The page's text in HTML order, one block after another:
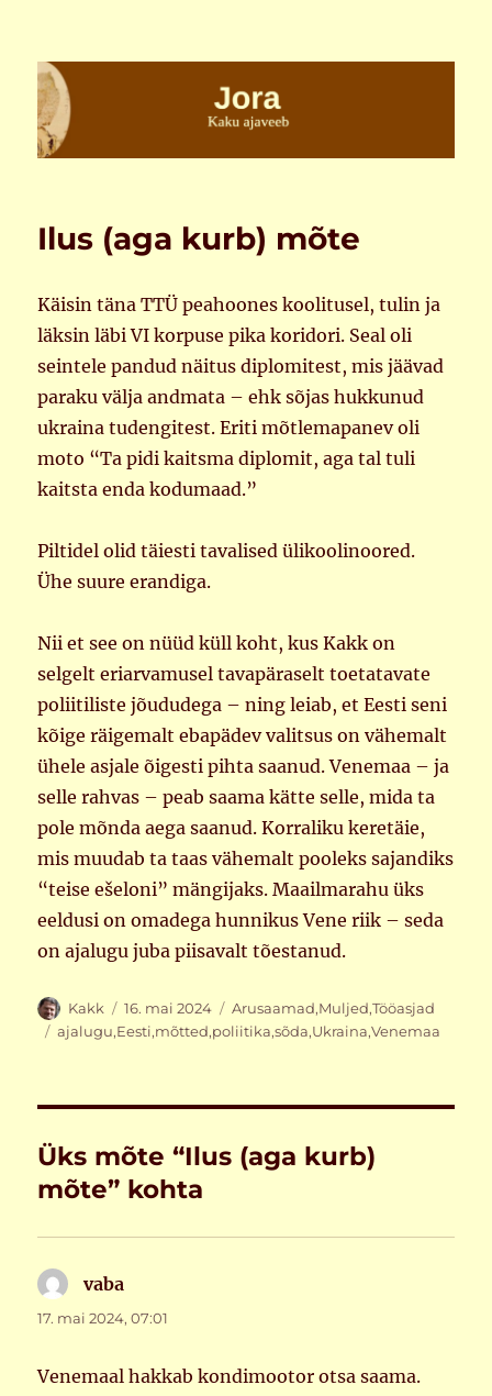
Jora
Ilus (aga kurb) mõte
Käisin täna TTÜ peahoones koolitusel, tulin ja
läksin läbi VI korpuse pika koridori. Seal oli
seintele pandud näitus diplomitest, mis jäävad
paraku välja andmata – ehk sõjas hukkunud
ukraina tudengitest. Eriti mõtlemapanev oli
moto “Ta pidi kaitsma diplomit, aga tal tuli
kaitsta enda kodumaad.”
Piltidel olid täiesti tavalised ülikoolinoored.
Ühe suure erandiga.
Nii et see on nüüd küll koht, kus Kakk on
selgelt eriarvamusel tavapäraselt toetatavate
poliitiliste jõududega – ning leiab, et Eesti seni
kõige räigemalt ebapädev valitsus on vähemalt
ühele asjale õigesti pihta saanud. Venemaa – ja
selle rahvas – peab saama kätte selle, mida ta
pole mõnda aega saanud. Korraliku keretäie,
mis muudab ta taas vähemalt pooleks sajandiks
“teise ešeloni” mängijaks. Maailmarahu üks
eeldusi on omadega hunnikus Vene riik – seda
on ajalugu juba piisavalt tõestanud.
Autor
Kakk Postitatud
16. mai 2024 Rubriigid
Arusaamad,Muljed,Tööasjad
Sildid
ajalugu,Eesti,mõtted,poliitika,sõda,Ukraina,Venemaa
Üks mõte “Ilus (aga kurb)
mõte” kohta
vaba
17. mai 2024, 07:01
Venemaal hakkab kondimootor otsa saama.